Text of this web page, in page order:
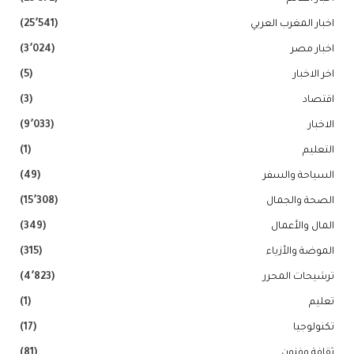
اخبار المغرب العربي (25٬541)
اخبار مصر (3٬024)
اخر الاخبار (5)
اقتصاد (3)
الاخبار (9٬033)
التعليم (1)
السياحة والسفر (49)
الصحة والجمال (15٬308)
المال والأعمال (349)
الموضة والأزياء (315)
ترشيحات المحرر (4٬823)
تعليم (1)
تكنولوجيا (17)